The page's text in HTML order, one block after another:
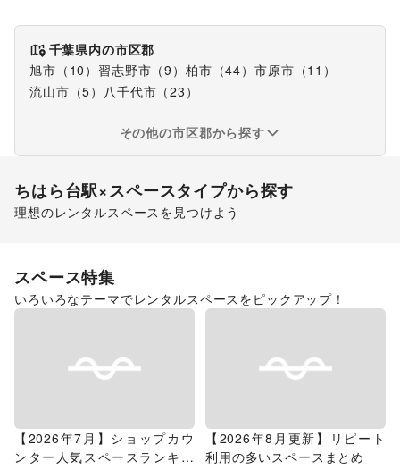
千葉県内の市区郡
旭市（10） 習志野市（9） 柏市（44） 市原市（11）
流山市（5） 八千代市（23）
その他の市区郡から探す
ちはら台駅×スペースタイプから探す
理想のレンタルスペースを見つけよう
スペース特集
いろいろなテーマでレンタルスペースをピックアップ！
【2026年7月】ショップカウ
ンター人気スペースランキン
【2026年8月更新】リピート
利用の多いスペースまとめ